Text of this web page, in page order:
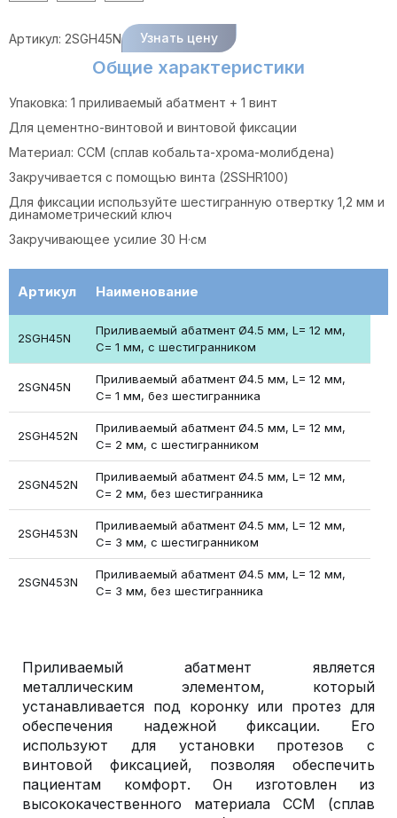
Артикул: 2SGH45N Узнать цену
Общие характеристики
Упаковка: 1 приливаемый абатмент + 1 винт
Для цементно-винтовой и винтовой фиксации
Материал: ССМ (сплав кобальта-хрома-молибдена)
Закручивается с помощью винта (2SSHR100)
Для фиксации используйте шестигранную отвертку 1,2 мм и
динамометрический ключ
Закручивающее усилие 30 Н·см
Артикул Наименование
2SGH45N
Приливаемый абатмент Ø4.5 мм, L= 12 мм,
С= 1 мм, c шестигранником
2SGN45N
Приливаемый абатмент Ø4.5 мм, L= 12 мм,
С= 1 мм, без шестигранника
2SGH452N
Приливаемый абатмент Ø4.5 мм, L= 12 мм,
С= 2 мм, c шестигранником
2SGN452N
Приливаемый абатмент Ø4.5 мм, L= 12 мм,
С= 2 мм, без шестигранника
2SGH453N
Приливаемый абатмент Ø4.5 мм, L= 12 мм,
С= 3 мм, c шестигранником
2SGN453N
Приливаемый абатмент Ø4.5 мм, L= 12 мм,
С= 3 мм, без шестигранника
Приливаемый абатмент является
металлическим элементом, который
устанавливается под коронку или протез для
обеспечения надежной фиксации. Его
используют для установки протезов с
винтовой фиксацией, позволяя обеспечить
пациентам комфорт. Он изготовлен из
высококачественного материала ССМ (сплав